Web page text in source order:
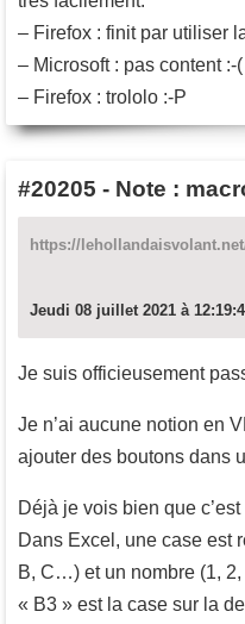
– Firefox : finit par utiliser
– Microsoft : pas content :-(
– Firefox : trololo :-P
#20205 - Note :
https://
Jeudi 08 juillet 2021 à
Je suis officieusement
Je n’ai aucune notion en
ajouter des boutons dans
Déjà je vois bien que
Dans Excel, une case est
B, C…) et un nombre (1,
« B3 » est la case sur la